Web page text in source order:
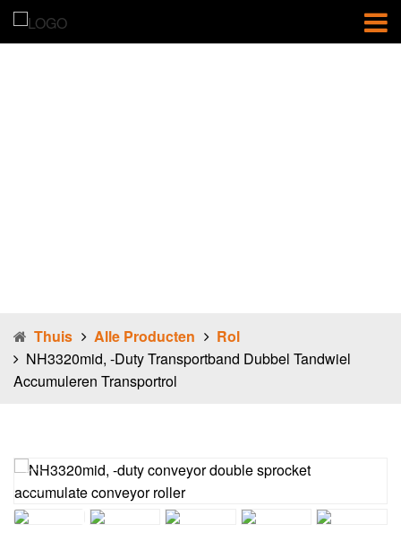
Thuis Alle Producten
Rol
NH3320mid, -duty Transportband Dubbel Tandwiel
Accumuleren Transportrol